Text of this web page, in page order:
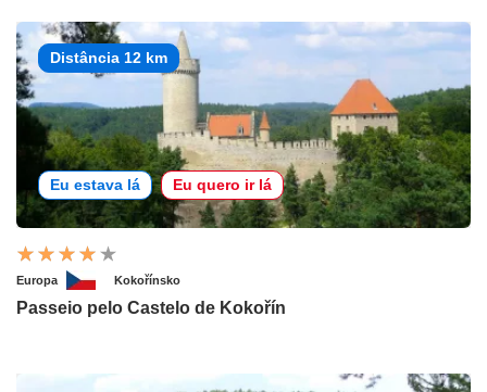
Distância 12 km
Eu estava lá Eu quero ir lá
Europa Kokořínsko
Passeio pelo Castelo de Kokořín